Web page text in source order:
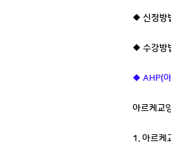
◆ 신청방
◆ 수강방
◆ AHP(아
아르케교
1. 아르